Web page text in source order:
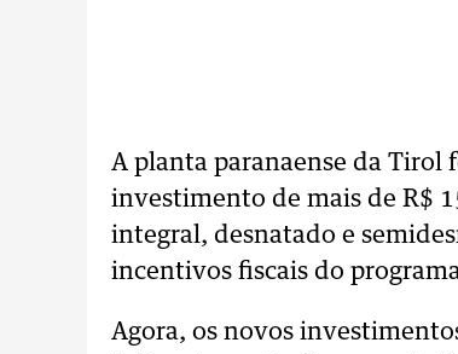
A planta paranaense da
investimento de mais de R$
integral, desnatado e
incentivos fiscais do
Agora, os novos